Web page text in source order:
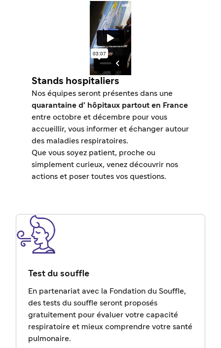
Stands hospitaliers
Nos équipes seront présentes dans une
quarantaine d’ hôpitaux partout en France
entre octobre et décembre pour vous
accueillir, vous informer et échanger autour
des maladies respiratoires.
Que vous soyez patient, proche ou
simplement curieux, venez découvrir nos
actions et poser toutes vos questions.
Test du souffle
En partenariat avec la Fondation du Souffle,
des tests du souffle seront proposés
gratuitement pour évaluer votre capacité
respiratoire et mieux comprendre votre santé
pulmonaire.